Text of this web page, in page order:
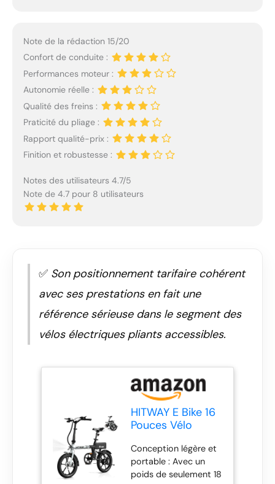
Note de la rédaction 15/20
Confort de conduite :
Performances moteur :
Autonomie réelle :
Qualité des freins :
Praticité du pliage :
Rapport qualité-prix :
Finition et robustesse :
Notes des utilisateurs 4.7/5
Note de 4.7 pour 8 utilisateurs
✅ Son positionnement tarifaire cohérent
avec ses prestations en fait une
référence sérieuse dans le segment des
vélos électriques pliants accessibles.
HITWAY E Bike 16
Pouces Vélo
Moteur 250W,
Vitesse Maximale
25km/h, Batterie
Conception légère et
portable : Avec un
poids de seulement 18